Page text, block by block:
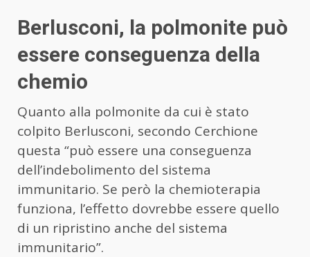
Berlusconi, la polmonite può
essere conseguenza della
chemio
Quanto alla polmonite da cui è stato
colpito Berlusconi, secondo Cerchione
questa “può essere una conseguenza
dell’indebolimento del sistema
immunitario. Se però la chemioterapia
funziona, l’effetto dovrebbe essere quello
di un ripristino anche del sistema
immunitario”.